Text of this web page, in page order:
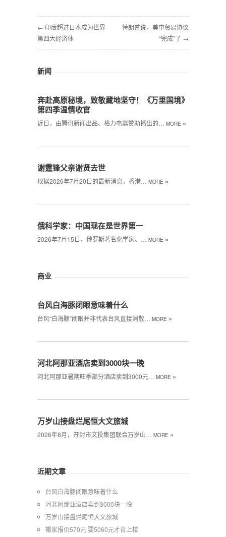
← 印度超过日本成为世界
第四大经济体
特朗普说，美中贸易协议
“完成”了 →
新闻
奔赴高原秘境，致敬藏地坚守！《万里国境》
第四季温情收官
近日，由腾讯新闻出品、格力电器赞助播出的… MORE »
谢霆锋父亲谢贤去世
根据2026年7月20日的最新消息，香港… MORE »
俄科学家：中国现在是世界第一
2026年7月15日，俄罗斯著名化学家、… MORE »
商业
台风白海豚闭眼意味着什么
台风“白海豚”闭眼‌并非代表台风直接消散… MORE »
河北阿那亚酒店卖到3000块一晚
河北阿那亚暑期旺季部分酒店卖到3000元… MORE »
万岁山接盘烂尾恒大文旅城
2026年8月，开封市文投集团联合万岁山… MORE »
近期文章
台风白海豚闭眼意味着什么
河北阿那亚酒店卖到3000块一晚
万岁山接盘烂尾恒大文旅城
搬家报价570元 要5060元才肯上楼